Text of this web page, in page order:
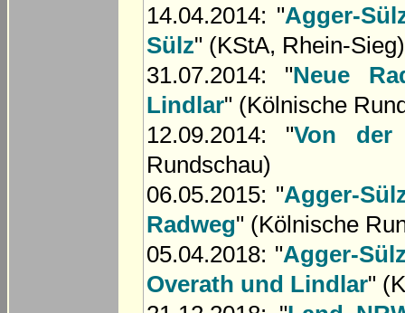
14.04.2014: "Agger-
Sülz" (KStA, Rhein-Sieg)
31.07.2014: "Neue
Lindlar" (Kölnische
12.09.2014: "Von
Rundschau)
06.05.2015: "Agger-
Radweg" (Kölnische
05.04.2018: "Agger-
Overath und Lindlar"